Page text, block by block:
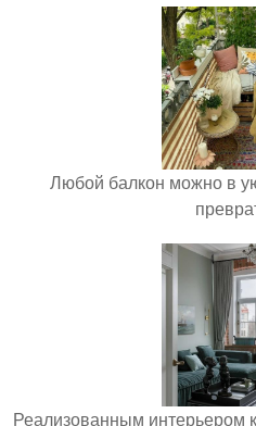
Любой балкон можно в
Реализованным интерьером